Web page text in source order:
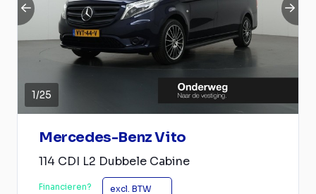
1/25
Mercedes-Benz Vito
114 CDI L2 Dubbele Cabine
Financieren? excl. BTW